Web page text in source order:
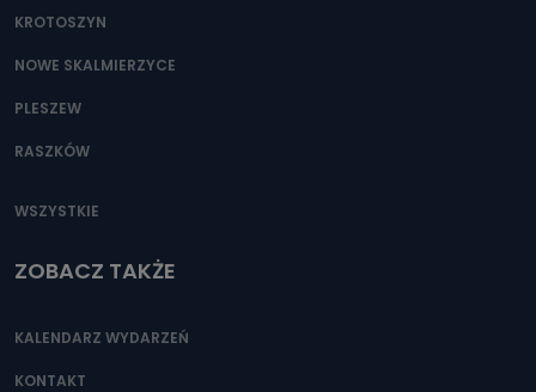
KROTOSZYN
NOWE SKALMIERZYCE
PLESZEW
RASZKÓW
WSZYSTKIE
ZOBACZ TAKŻE
KALENDARZ WYDARZEŃ
KONTAKT